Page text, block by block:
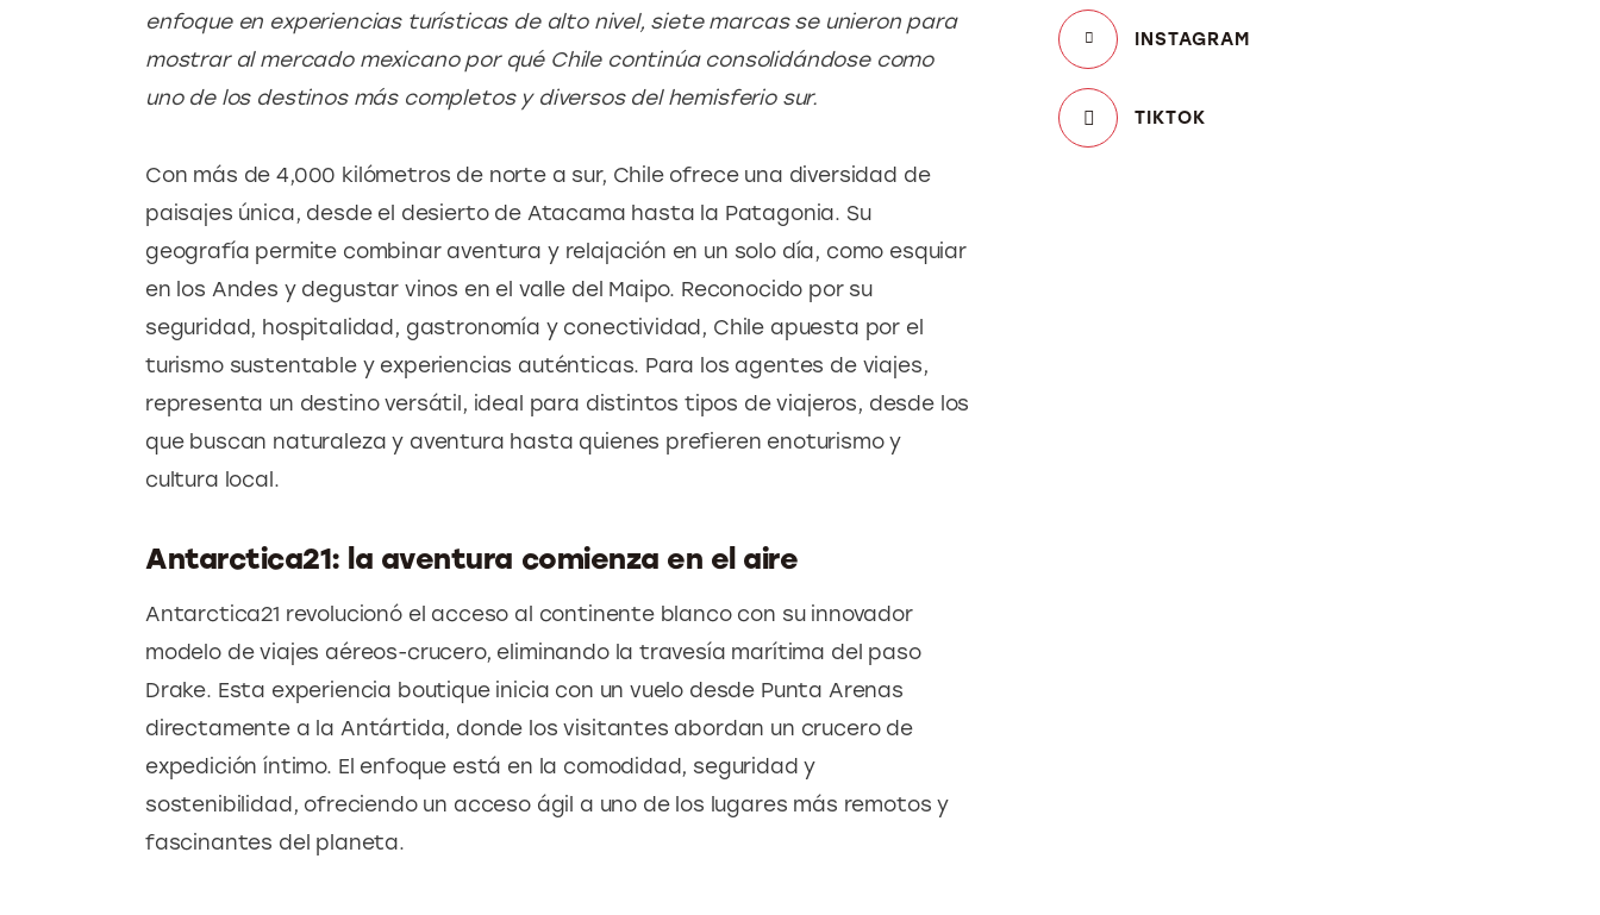
enfoque en experiencias turísticas de alto nivel, siete marcas se unieron para
mostrar al mercado mexicano por qué Chile continúa consolidándose como
uno de los destinos más completos y diversos del hemisferio sur.
Con más de 4,000 kilómetros de norte a sur, Chile ofrece una diversidad de
paisajes única, desde el desierto de Atacama hasta la Patagonia. Su
geografía permite combinar aventura y relajación en un solo día, como esquiar
en los Andes y degustar vinos en el valle del Maipo. Reconocido por su
seguridad, hospitalidad, gastronomía y conectividad, Chile apuesta por el
turismo sustentable y experiencias auténticas. Para los agentes de viajes,
representa un destino versátil, ideal para distintos tipos de viajeros, desde los
que buscan naturaleza y aventura hasta quienes prefieren enoturismo y
cultura local.
Antarctica21: la aventura comienza en el aire
Antarctica21 revolucionó el acceso al continente blanco con su innovador
modelo de viajes aéreos-crucero, eliminando la travesía marítima del paso
Drake. Esta experiencia boutique inicia con un vuelo desde Punta Arenas
directamente a la Antártida, donde los visitantes abordan un crucero de
expedición íntimo. El enfoque está en la comodidad, seguridad y
sostenibilidad, ofreciendo un acceso ágil a uno de los lugares más remotos y
fascinantes del planeta.
INSTAGRAM
TIKTOK